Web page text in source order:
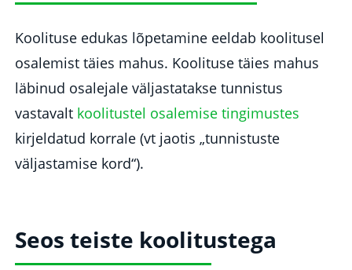
Koolituse edukas lõpetamine eeldab koolitusel
osalemist täies mahus. Koolituse täies mahus
läbinud osalejale väljastatakse tunnistus
vastavalt koolitustel osalemise tingimustes
kirjeldatud korrale (vt jaotis „tunnistuste
väljastamise kord“).
Seos teiste koolitustega